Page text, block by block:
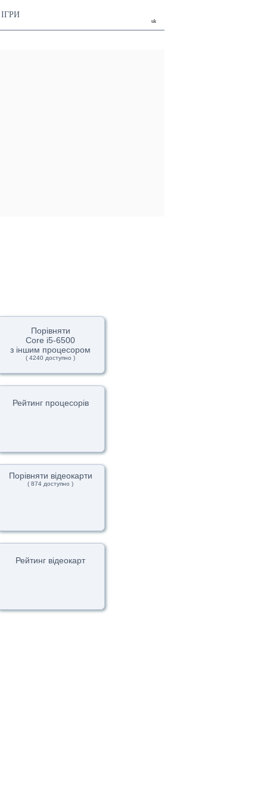
uk
ІГРИ
Порівняти
Core i5-6500
з іншим процесором
( 4240 доступно )
Рейтинг процесорів
Порівняти відеокарти
( 874 доступно )
Рейтинг відеокарт